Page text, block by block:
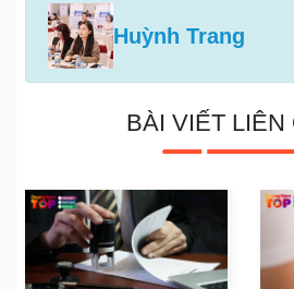
Huỳnh Trang
BÀI VIẾT LIÊN